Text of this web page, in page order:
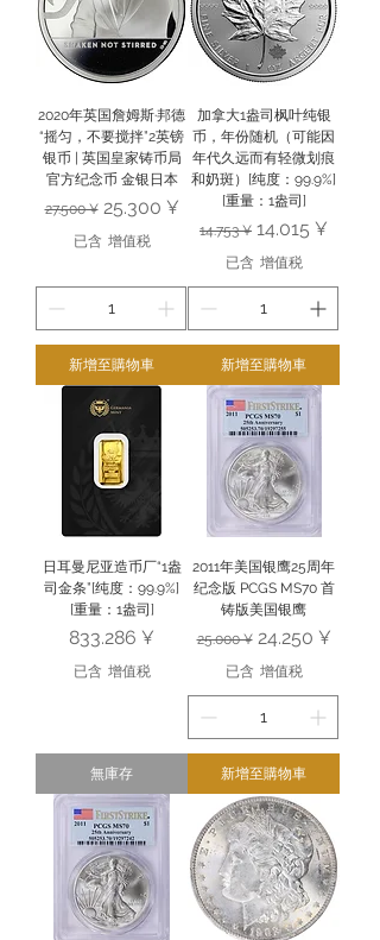
2020年英国詹姆斯·邦德
“摇匀，不要搅拌”2英镑
银币 | 英国皇家铸币局
官方纪念币 金银日本
一般價格
27.500 ¥ 促銷價格
25.300 ¥
已含 增值税
新增至購物車
加拿大1盎司枫叶纯银
币，年份随机（可能因
年代久远而有轻微划痕
和奶斑）[纯度：99.9%]
[重量：1盎司]
一般價格
14.753 ¥ 促銷價格
14.015 ¥
已含 增值税
新增至購物車
日耳曼尼亚造币厂“1盎
司金条”[纯度：99.9%]
[重量：1盎司]
價格
833.286 ¥
已含 增值税
無庫存
2011年美国银鹰25周年
纪念版 PCGS MS70 首
铸版美国银鹰
一般價格
25.000 ¥ 促銷價格
24.250 ¥
已含 增值税
新增至購物車